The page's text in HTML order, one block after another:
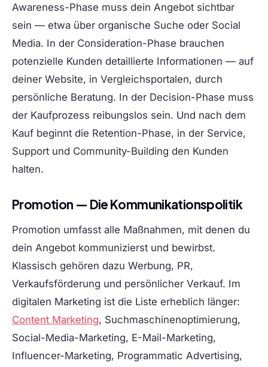
Awareness-Phase muss dein Angebot sichtbar
sein — etwa über organische Suche oder Social
Media. In der Consideration-Phase brauchen
potenzielle Kunden detaillierte Informationen — auf
deiner Website, in Vergleichsportalen, durch
persönliche Beratung. In der Decision-Phase muss
der Kaufprozess reibungslos sein. Und nach dem
Kauf beginnt die Retention-Phase, in der Service,
Support und Community-Building den Kunden
halten.
Promotion — Die Kommunikationspolitik
Promotion umfasst alle Maßnahmen, mit denen du
dein Angebot kommunizierst und bewirbst.
Klassisch gehören dazu Werbung, PR,
Verkaufsförderung und persönlicher Verkauf. Im
digitalen Marketing ist die Liste erheblich länger:
Content Marketing, Suchmaschinenoptimierung,
Social-Media-Marketing, E-Mail-Marketing,
Influencer-Marketing, Programmatic Advertising,